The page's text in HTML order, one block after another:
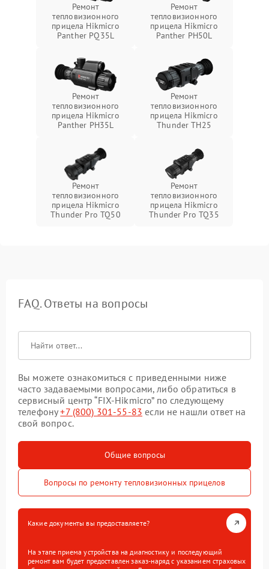
Ремонт
тепловизионного
прицела Hikmicro
Panther PQ35L
Ремонт
тепловизионного
прицела Hikmicro
Panther PH50L
Ремонт
тепловизионного
прицела Hikmicro
Panther PH35L
Ремонт
тепловизионного
прицела Hikmicro
Thunder TH25
Ремонт
тепловизионного
прицела Hikmicro
Thunder Pro TQ50
Ремонт
тепловизионного
прицела Hikmicro
Thunder Pro TQ35
FAQ. Ответы на вопросы
Вы можете ознакомиться с приведенными ниже
часто задаваемыми вопросами, либо обратиться в
сервисный центр “FIX-Hikmicro” по следующему
телефону+7 (800) 301-55-83 если не нашли ответ на
свой вопрос.
Общие вопросы
Вопросы по ремонту тепловизионных прицелов
Какие документы вы предоставляете?
На этапе приема устройства на диагностику и последующий
ремонт вам будет предоставлен заказ-наряд с указанием страховых